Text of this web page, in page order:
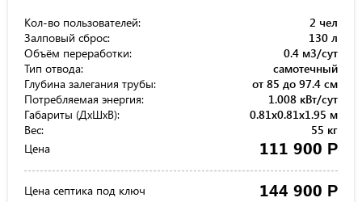
Кол-во пользователей:
2 чел
Залповый сброс:
130 л
Объём переработки:
0.4 м3/сут
Тип отвода:
самотечный
Глубина залегания трубы:
от 85 до 97.4 см
Потребляемая энергия:
1.008 кВт/сут
Габариты (ДхШхВ):
0.81x0.81x1.95 м
Вес:
55 кг
Цена
111 900 Р
Цена септика под ключ 144 900 Р